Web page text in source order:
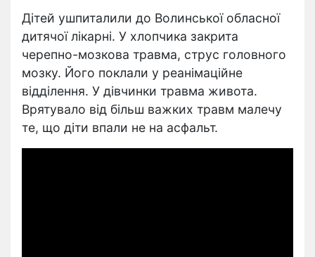
Дітей ушпиталили до Волинської обласної
дитячої лікарні. У хлопчика закрита
черепно-мозкова травма, струс головного
мозку. Його поклали у реанімаційне
відділення. У дівчинки травма живота.
Врятувало від більш важких травм малечу
те, що діти впали не на асфальт.